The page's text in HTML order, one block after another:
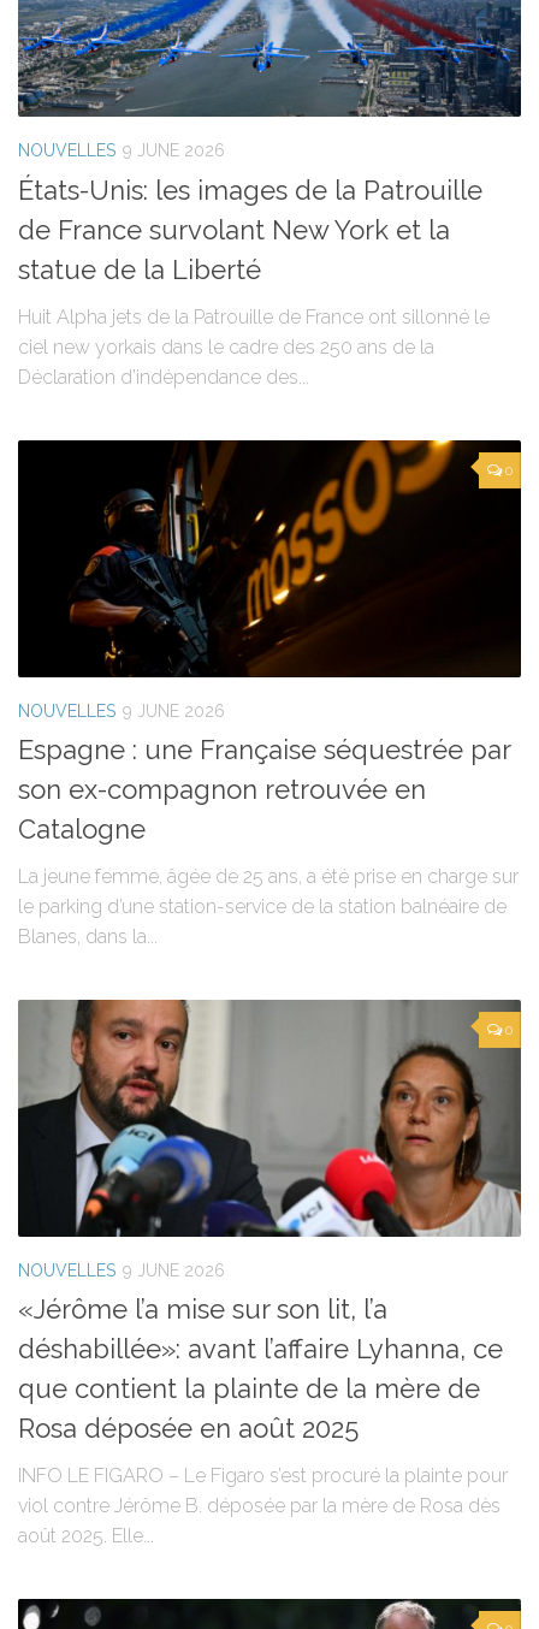
NOUVELLES 9 JUNE 2026
États-Unis: les images de la Patrouille
de France survolant New York et la
statue de la Liberté
Huit Alpha jets de la Patrouille de France ont sillonné le
ciel new yorkais dans le cadre des 250 ans de la
Déclaration d’indépendance des...
0
NOUVELLES 9 JUNE 2026
Espagne : une Française séquestrée par
son ex-compagnon retrouvée en
Catalogne
La jeune femme, âgée de 25 ans, a été prise en charge sur
le parking d’une station-service de la station balnéaire de
Blanes, dans la...
0
NOUVELLES 9 JUNE 2026
«Jérôme l’a mise sur son lit, l’a
déshabillée»: avant l’affaire Lyhanna, ce
que contient la plainte de la mère de
Rosa déposée en août 2025
INFO LE FIGARO – Le Figaro s’est procuré la plainte pour
viol contre Jérôme B. déposée par la mère de Rosa dès
août 2025. Elle...